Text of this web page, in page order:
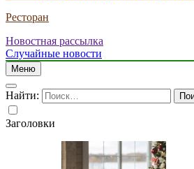
Ресторан
Новостная рассылка
Случайные новости
Меню
Найти:
Заголовки